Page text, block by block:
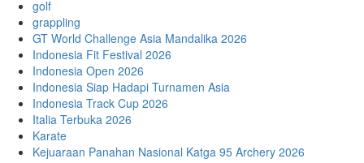
golf
grappling
GT World Challenge Asia Mandalika 2026
Indonesia Fit Festival 2026
Indonesia Open 2026
Indonesia Siap Hadapi Turnamen Asia
Indonesia Track Cup 2026
Italia Terbuka 2026
Karate
Kejuaraan Panahan Nasional Katga 95 Archery 2026